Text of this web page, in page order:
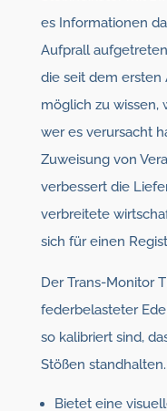
es Informationen
Aufprall
die seit dem ersten
möglich zu wissen,
wer es verursacht
Zuweisung von
verbessert die
verbreitete
sich für einen
Der Trans-Monitor
federbelasteter
so kalibriert sind,
Stößen standhalten.
Bietet eine